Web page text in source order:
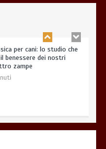
per cani: lo studio che
benessere dei nostri
zampe
cani pericolosi?